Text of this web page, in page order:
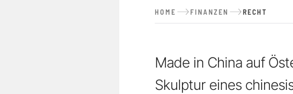
HOME FINANZEN RECHT
Made in China auf
Skulptur eines